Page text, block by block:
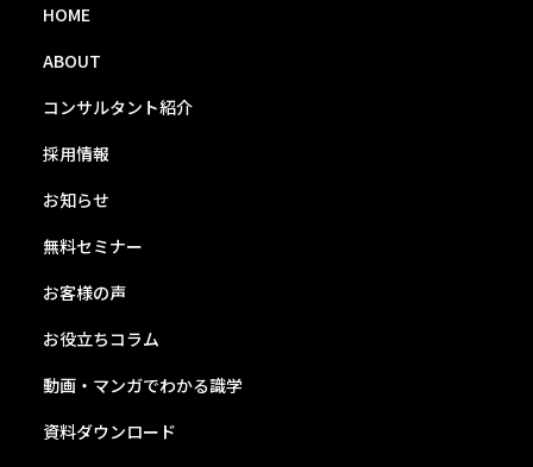
HOME
ABOUT
コンサルタント紹介
採用情報
お知らせ
無料セミナー
お客様の声
お役立ちコラム
動画・マンガでわかる識学
資料ダウンロード